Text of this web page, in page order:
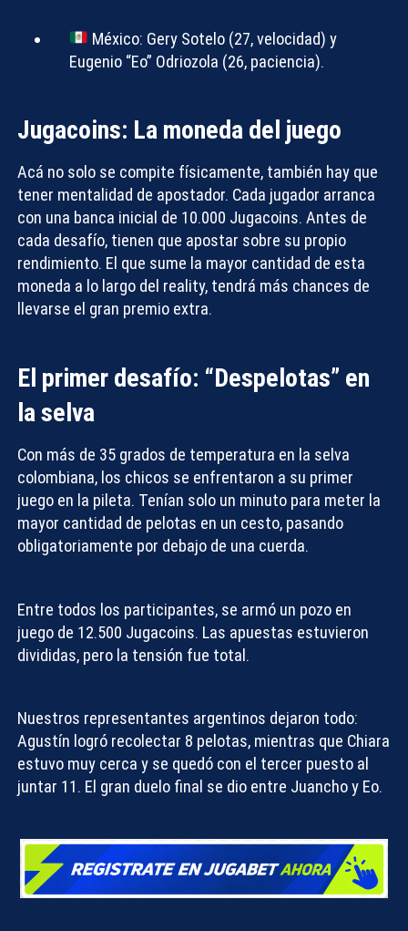
México: Gery Sotelo (27, velocidad) y
Eugenio “Eo” Odriozola (26, paciencia).
Jugacoins: La moneda del juego
Acá no solo se compite físicamente, también hay que
tener mentalidad de apostador. Cada jugador arranca
con una banca inicial de 10.000 Jugacoins. Antes de
cada desafío, tienen que apostar sobre su propio
rendimiento. El que sume la mayor cantidad de esta
moneda a lo largo del reality, tendrá más chances de
llevarse el gran premio extra.
El primer desafío: “Despelotas” en
la selva
Con más de 35 grados de temperatura en la selva
colombiana, los chicos se enfrentaron a su primer
juego en la pileta. Tenían solo un minuto para meter la
mayor cantidad de pelotas en un cesto, pasando
obligatoriamente por debajo de una cuerda.
Entre todos los participantes, se armó un pozo en
juego de 12.500 Jugacoins. Las apuestas estuvieron
divididas, pero la tensión fue total.
Nuestros representantes argentinos dejaron todo:
Agustín logró recolectar 8 pelotas, mientras que Chiara
estuvo muy cerca y se quedó con el tercer puesto al
juntar 11. El gran duelo final se dio entre Juancho y Eo.
Compartir con: